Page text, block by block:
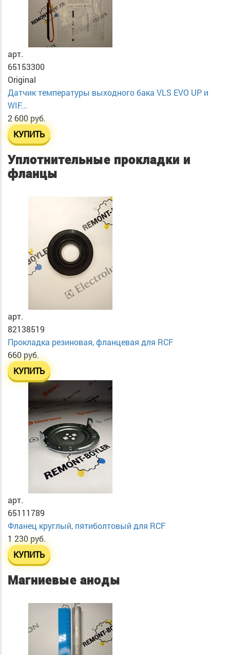
арт.
65153300
Original
Датчик температуры выходного бака VLS EVO UP и
WIF...
2 600 руб.
КУПИТЬ
Уплотнительные прокладки и
фланцы
арт.
82138519
Прокладка резиновая, фланцевая для RCF
660 руб.
КУПИТЬ
арт.
65111789
Фланец круглый, пятиболтовый для RCF
1 230 руб.
КУПИТЬ
Магниевые аноды